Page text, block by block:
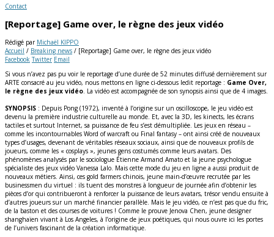
Contact
[Reportage] Game over, le règne des jeux vidéo
Rédigé par Michaël KIPPO
Accueil / Breaking news / [Reportage] Game over, le règne des jeux vidéo
Facebook Twitter Email
Si vous n’avez pas pu voir le reportage d’une durée de 52 minutes diffusé dernièrement sur
ARTE consacré au jeu vidéo, nous mettons en ligne ci-dessous ledit reportage : Game Over,
le règne des jeux vidéo. La vidéo est accompagnée de son synopsis ainsi que de 4 images.
SYNOPSIS : Depuis Pong (1972), inventé à l’origine sur un oscilloscope, le jeu vidéo est
devenu la première industrie culturelle au monde. Et, avec la 3D, les kinects, les écrans
tactiles et surtout Internet, sa puissance de feu s’est démultipliée. Les jeux en réseau –
comme les incontournables Word of warcraft ou Final fantasy – ont ainsi créé de nouveaux
types d’usages, devenant de véritables réseaux sociaux, ainsi que de nouveaux profils de
joueurs, comme les « cosplays », jeunes gens costumés comme leurs avatars. Des
phénomènes analysés par le sociologue Étienne Armand Amato et la jeune psychologue
spécialiste des jeux vidéo Vanessa Lalo. Mais cette mode du jeu en ligne a aussi produit de
nouveaux métiers. Ainsi, ces gold farmers chinois, jeune main-d’œuvre recrutée par les
businessmen du virtuel : ils tuent des monstres à longueur de journée afin d’obtenir les
pièces d’or qui contribueront à renforcer la puissance de leurs avatars, trésor vendu ensuite à
d’autres joueurs sur un marché financier parallèle. Mais le jeu vidéo, ce n’est pas que du fric,
de la baston et des courses de voitures ! Comme le prouve Jenova Chen, jeune designer
shanghaïen vivant à Los Angeles, à l’origine de jeux poétiques, qui nous ouvre ici les portes
de l’univers fascinant de la création informatique.